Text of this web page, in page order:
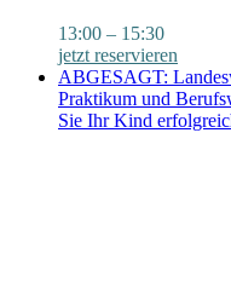
13:00 – 15:30
jetzt reservieren
ABGESAGT:
Praktikum und
Sie Ihr Kind